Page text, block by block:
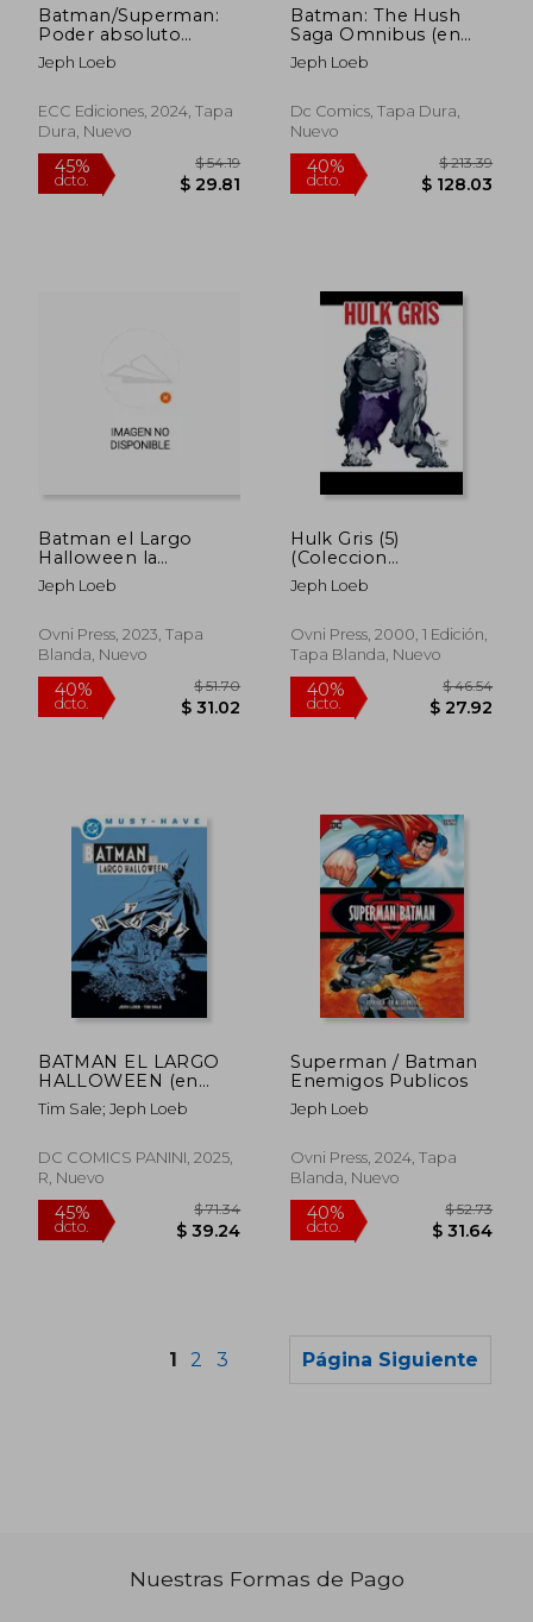
45%
dcto.
45% 45%
Batman/Superman:
Poder absoluto
(Grandes Novelas
Gráficas DC)
Jeph Loeb
ECC Ediciones, 2024, Tapa
Dura, Nuevo
Batman: The Hush
Saga Omnibus (en
Inglés)
Jeph Loeb
Dc Comics, Tapa Dura,
Nuevo
Batman el Largo
Halloween la
Precuela Caballero
Maldito
Jeph Loeb
Ovni Press, 2023, Tapa
Blanda, Nuevo
Hulk Gris (5)
(Coleccion
Imprescindibles)
(Edicion de Lujo)
Jeph Loeb
Ovni Press, 2000, 1 Edición,
Tapa Blanda, Nuevo
BATMAN EL LARGO
HALLOWEEN (en
Castellano)
Tim Sale; Jeph Loeb
DC COMICS PANINI, 2025,
R, Nuevo
Superman / Batman
Enemigos Publicos
Jeph Loeb
Ovni Press, 2024, Tapa
Blanda, Nuevo
1 2 3 Página Siguiente
Nuestras Formas de Pago